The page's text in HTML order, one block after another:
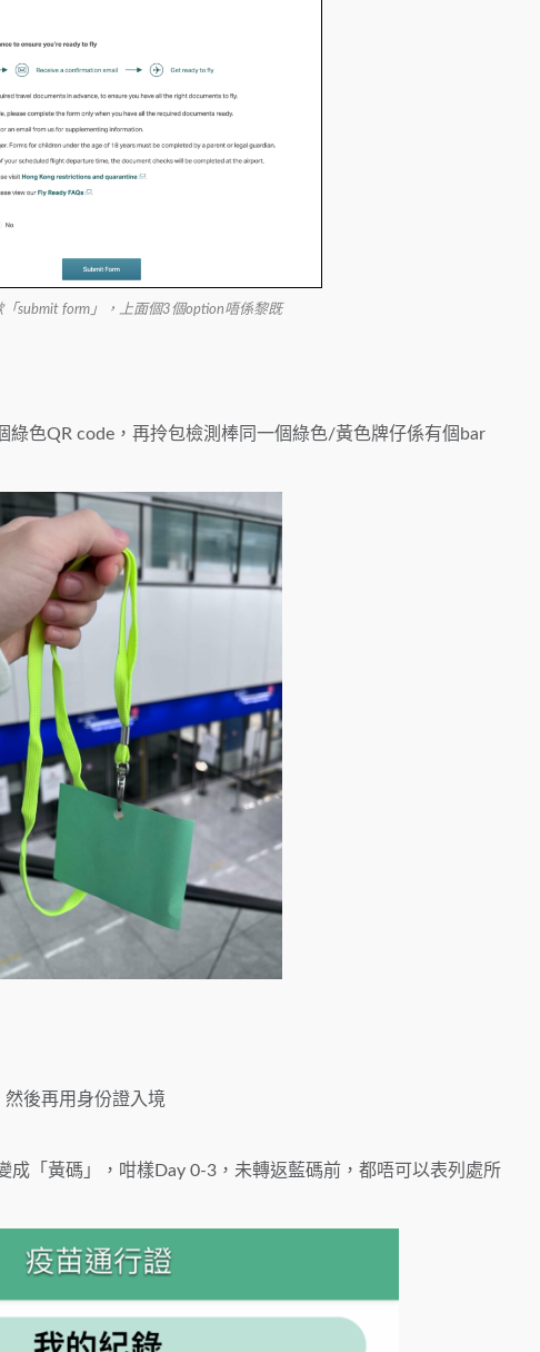
submit form」，上面個3個option唔係黎既
綠色QR code，再拎包檢測棒同一個綠色/黃色牌仔係有個bar
後再用身份證入境
成「黃碼」，咁樣Day 0-3，未轉返藍碼前，都唔可以表列處所